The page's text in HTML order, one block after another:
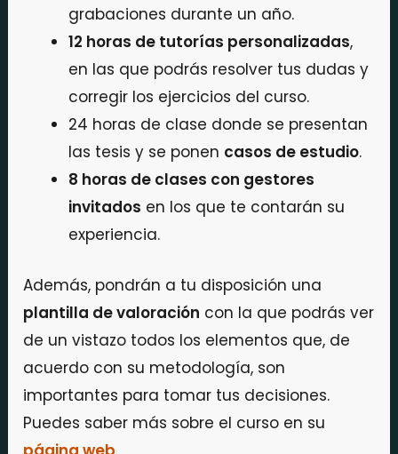
grabaciones durante un año.
12 horas de tutorías personalizadas,
en las que podrás resolver tus dudas y
corregir los ejercicios del curso.
24 horas de clase donde se presentan
las tesis y se ponen casos de estudio.
8 horas de clases con gestores
invitados en los que te contarán su
experiencia.
Además, pondrán a tu disposición una
plantilla de valoración con la que podrás ver
de un vistazo todos los elementos que, de
acuerdo con su metodología, son
importantes para tomar tus decisiones.
Puedes saber más sobre el curso en su